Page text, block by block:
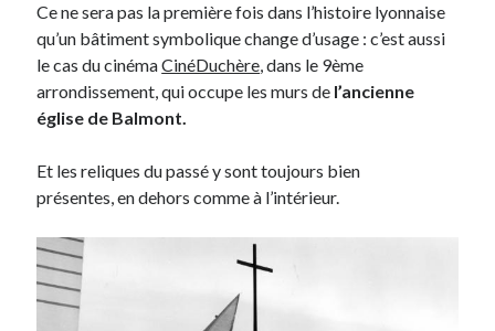
Entretien ménagerdansT’as vu quoi ? #52
JFdansC’était pas mieux avant… à Lyon
littleceltdansComment j’ai opéré ma vélorution toute personnelle
AnthonydansComment j’ai opéré ma vélorution toute personnelle
Renaud DucherdansComment j’ai opéré ma vélorution toute
A Lyon
Bon plan du dimanche
Coup de coeur
Ce ne sera pas la première fois dans l’histoire lyonnaise
qu’un bâtiment symbolique change d’usage : c’est aussi
le cas du cinémaCinéDuchère, dans le 9ème
arrondissement, qui occupe les murs de l’ancienne
église de Balmont.
Et les reliques du passé y sont toujours bien
présentes, en dehors comme à l’intérieur.